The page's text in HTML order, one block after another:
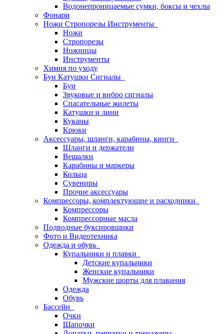
Водонепроницаемые сумки, боксы и чехлы
Фонари
Ножи Стропорезы Инструменты
Ножи
Стропорезы
Ножницы
Инструменты
Химия по уходу
Буи Катушки Сигналы
Буи
Звуковые и вибро сигналы
Спасательные жилеты
Катушки и лини
Куканы
Крюки
Аксессуары, шланги, карабины, книги
Шланги и держатели
Вешалки
Карабины и маркеры
Кольца
Сувениры
Прочие аксессуары
Компрессоры, комплектующие и расходники
Компрессоры
Компрессорные масла
Подводные буксировщики
Фото и Видеотехника
Одежда и обувь
Купальники и плавки
Детские купальники
Женские купальники
Мужские шорты для плавания
Одежда
Обувь
Бассейн
Очки
Шапочки